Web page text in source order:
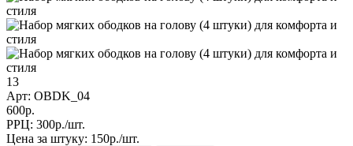
13
Арт: OBDK_04
600р.
РРЦ: 300р./шт.
Цена за штуку: 150р./шт.